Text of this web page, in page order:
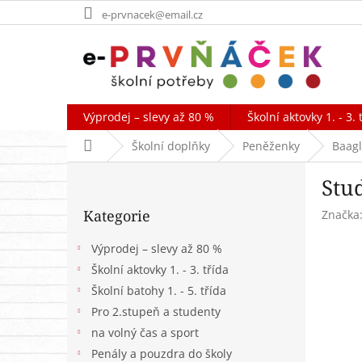
na
e-prvnacek@email.cz
Výprodej – slevy až 80 % Školní aktovky 1. - 3.
Domů Školní doplňky Peněženky Baagl
P
kategorie
Kategorie
Výprodej – slevy až 80 %
Školní aktovky 1. - 3. třída
Školní batohy 1. - 5. třída
Pro 2.stupeň a studenty
na volný čas a sport
Penály a pouzdra do školy
Značka: